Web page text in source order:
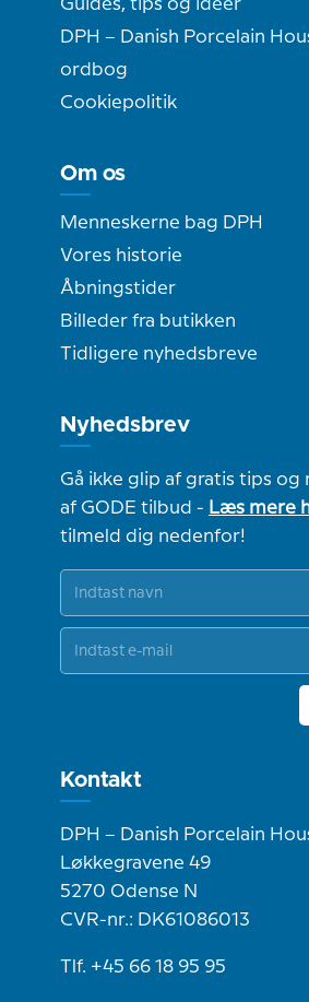
Guides, tips og ideer
DPH – Danish Porcelain
ordbog
Cookiepolitik
Om os
Menneskerne bag DPH
Vores historie
Åbningstider
Billeder fra butikken
Tidligere nyhedsbreve
Nyhedsbrev
Gå ikke glip af gratis tips og
af GODE tilbud - Læs mere
tilmeld dig nedenfor!
Kontakt
DPH – Danish Porcelain
Løkkegravene 49
5270 Odense N
CVR-nr.: DK61086013
Tlf. +45 66 18 95 95